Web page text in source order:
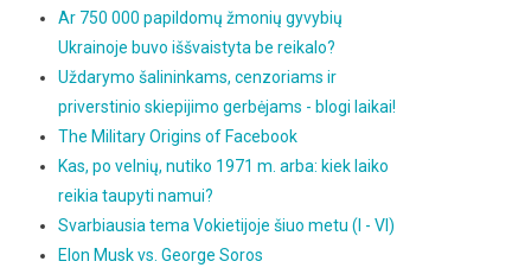
Ar 750 000 papildomų žmonių gyvybių
Ukrainoje buvo iššvaistyta be reikalo?
Uždarymo šalininkams, cenzoriams ir
priverstinio skiepijimo gerbėjams - blogi laikai!
The Military Origins of Facebook
Kas, po velnių, nutiko 1971 m. arba: kiek laiko
reikia taupyti namui?
Svarbiausia tema Vokietijoje šiuo metu (I - VI)
Elon Musk vs. George Soros